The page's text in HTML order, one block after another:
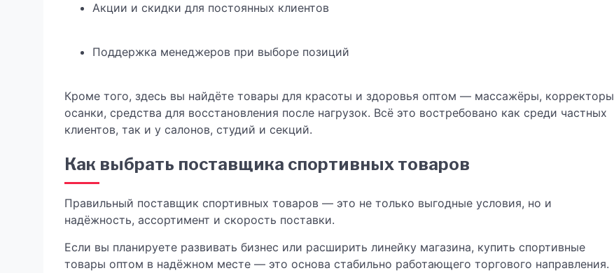
Акции и скидки для постоянных клиентов
Поддержка менеджеров при выборе позиций
Кроме того, здесь вы найдёте товары для красоты и здоровья оптом — массажёры, корректоры
осанки, средства для восстановления после нагрузок. Всё это востребовано как среди частных
клиентов, так и у салонов, студий и секций.
Как выбрать поставщика спортивных товаров
Правильный поставщик спортивных товаров — это не только выгодные условия, но и
надёжность, ассортимент и скорость поставки.
Если вы планируете развивать бизнес или расширить линейку магазина, купить спортивные
товары оптом в надёжном месте — это основа стабильно работающего торгового направления.